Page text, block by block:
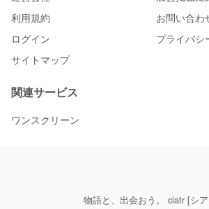
利用規約
お問い合わ
ログイン
プライバシ
サイトマップ
関連サービス
ワンスクリーン
物語と、出会おう。 ciatr [シ